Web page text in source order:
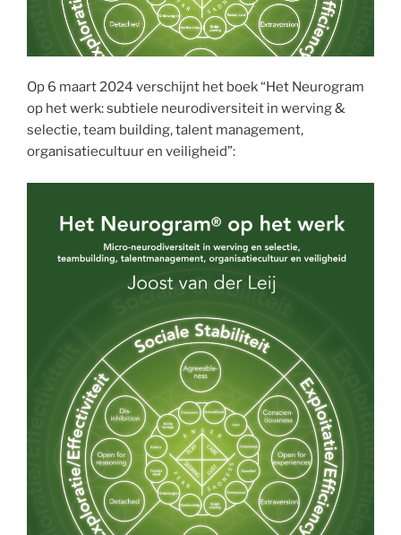
Op 6 maart 2024 verschijnt het boek “Het Neurogram
op het werk: subtiele neurodiversiteit in werving &
selectie, team building, talent management,
organisatiecultuur en veiligheid”: